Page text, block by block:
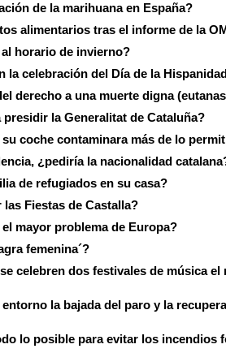
de la marihuana en España?
alimentarios tras el informe de la
horario de invierno?
la celebración del Día de la
derecho a una muerte digna
presidir la Generalitat de Cataluña?
coche contaminara más de lo
¿pediría la nacionalidad
de refugiados en su casa?
las Fiestas de Castalla?
mayor problema de Europa?
femenina´?
celebren dos festivales de música el
la bajada del paro y la
lo posible para evitar los incendios